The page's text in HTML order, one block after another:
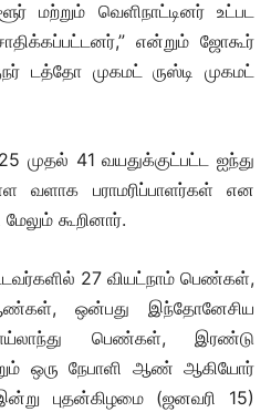
மற்றும் வெளிநாட்டினர் உட்பட
என்றும் ஜோகூர்
டத்தோ முகமட் ருஸ்டி முகமட்
முதல் 41 வயதுக்குட்பட்ட ஐந்து
பராமரிப்பாளர்கள் என
கூறினார்.
27 வியட்நாம் பெண்கள்,
ஒன்பது இந்தோனேசிய
பெண்கள், இரண்டு
ஒரு நேபாளி ஆண் ஆகியோர்
புதன்கிழமை (ஜனவரி 15)